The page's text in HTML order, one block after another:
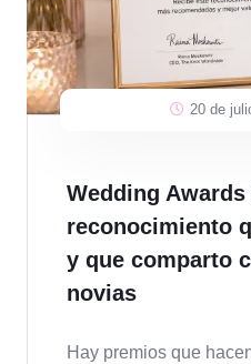
20 de
Wedding Awards
reconocimiento
y que comparto
novias
Hay premios que